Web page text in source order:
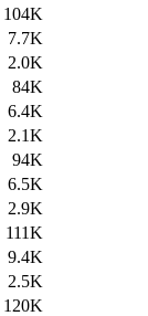
104K
7.7K
2.0K
84K
6.4K
2.1K
94K
6.5K
2.9K
111K
9.4K
2.5K
120K